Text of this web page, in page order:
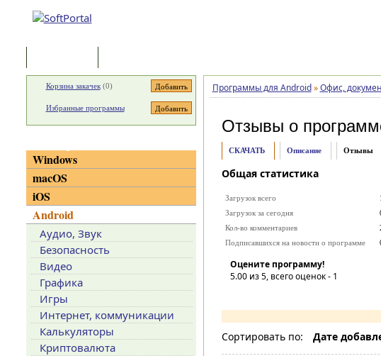
Программы для Android » Офис,
Отзывы о
СКАЧАТЬ Описание Отзывы
Общая статистика
Загрузок всего
Загрузок за сегодня
Кол-во комментариев
Подписавшихся на новости о программе
Оцените программу!
5.00из 5, всего оценок - 1
Сортировать по: Дате
Корзина закачек(0)
Избранные программы
Windows
macOS
iOS
Android
Аудио, Звук
Безопасность
Видео
Графика
Игры
Интернет, коммуникации
Калькуляторы
Криптовалюта